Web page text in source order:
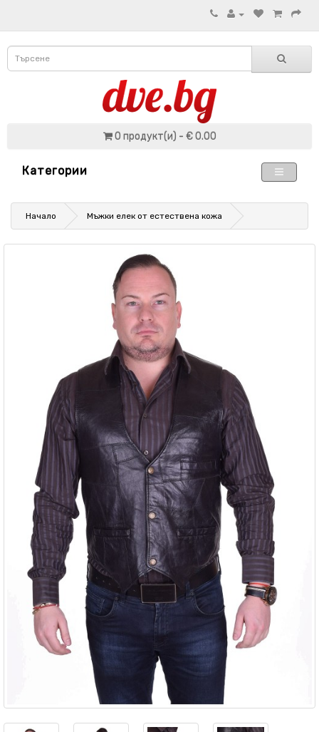
0 продукт(и) - € 0.00
Категории
Начало Мъжки елек от естествена кожа